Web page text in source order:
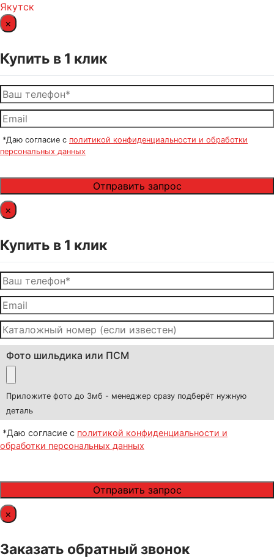
Якутск
×
Купить в 1 клик
*Даю согласие с политикой конфиденциальности и обработки
персональных данных
×
Купить в 1 клик
Фото шильдика или ПСМ
Приложите фото до 3мб - менеджер сразу подберёт нужную
деталь
*Даю согласие с политикой конфиденциальности и
обработки персональных данных
×
Заказать обратный звонок